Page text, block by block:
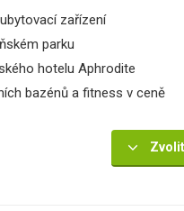
zařízení
parku
hotelu Aphrodite
bazénů a fitness v ceně